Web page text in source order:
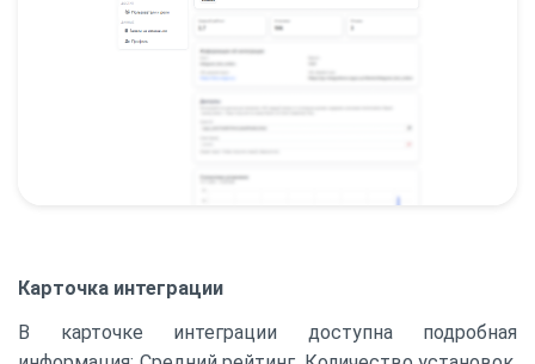
Карточка интеграции
В карточке интеграции доступна подробная